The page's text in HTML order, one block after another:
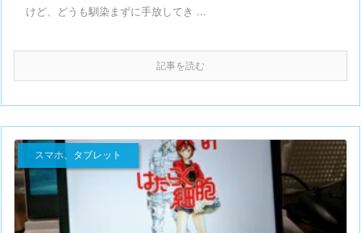
けど、どうも馴染まずに手放してき ...
記事を読む
スマホ、タブレット